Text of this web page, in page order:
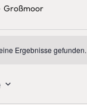
Großmoor
Ergebnisse gefunden.